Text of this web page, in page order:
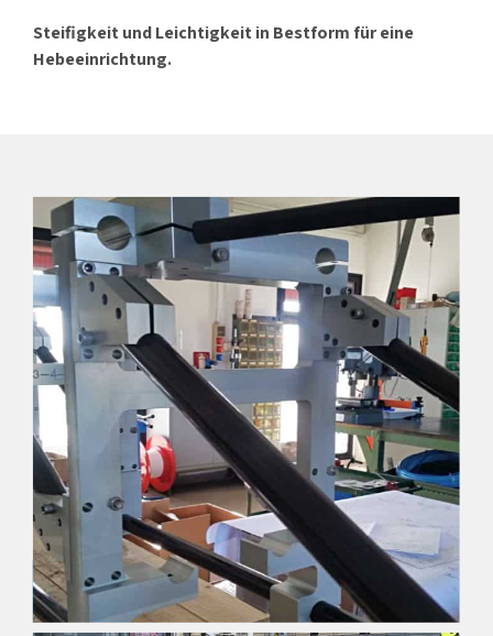
Steifigkeit und Leichtigkeit in Bestform für eine
Hebeeinrichtung.